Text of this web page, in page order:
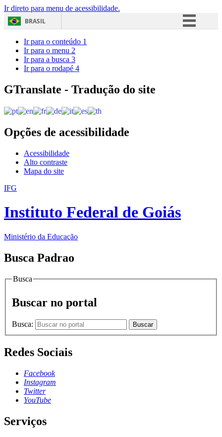
Ir direto para menu de acessibilidade.
BRASIL
Acesso à informação
Ir para o conteúdo 1
Ir para o menu 2
Ir para a busca 3
Ir para o rodapé 4
GTranslate - Tradução do site
Opções de acessibilidade
Acessibilidade
Alto contraste
Mapa do site
IFG
Instituto Federal de Goiás
Ministério da Educação
Busca Padrao
Busca
Buscar no portal
Busca: Buscar
Redes Sociais
Facebook
Instagram
Twitter
YouTube
Serviços